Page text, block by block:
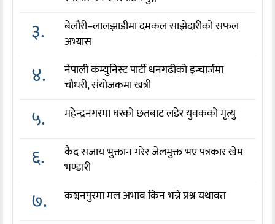
३.
बेलौरी–लालझाडीमा दमकल साझेदारीको सफल
अभ्यास
४.
नेपाली कम्युनिस्ट पार्टी धनगढीको इन्चार्जमा
चौधरी, संयोजकमा खत्री
५. महेन्द्रनगरमा घरको छतबाट लडेर युवकको मृत्यु
६.
कैद सजाय भुक्तान गरेर जेलमुक्त भए पत्रकार खेम
भण्डारी
७. कञ्चनपुरमा मल अभाव किन भन्ने प्रश्न यथावत